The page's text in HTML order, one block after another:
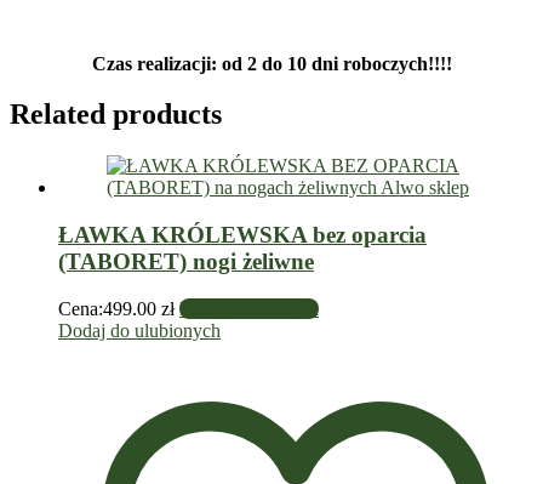
Czas realizacji: od 2 do 10 dni roboczych!!!!
Related products
ŁAWKA KRÓLEWSKA bez oparcia
(TABORET) nogi żeliwne
Cena:499.00 zł Dodaj do koszyka
Dodaj do ulubionych